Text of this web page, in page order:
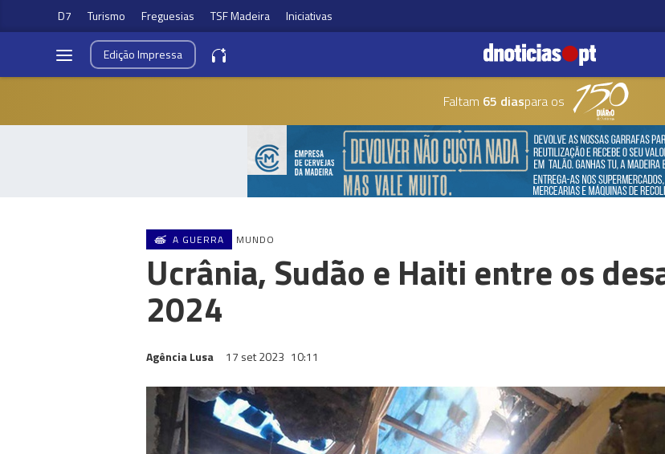
D7 Turismo Freguesias TSF Madeira Iniciativas
EdiçãoImpressa
Faltam 65 diaspara os
A GUERRA MUNDO
Ucrânia, Sudão e Haiti entre os
2024
Agência Lusa 17 set 2023 10:11